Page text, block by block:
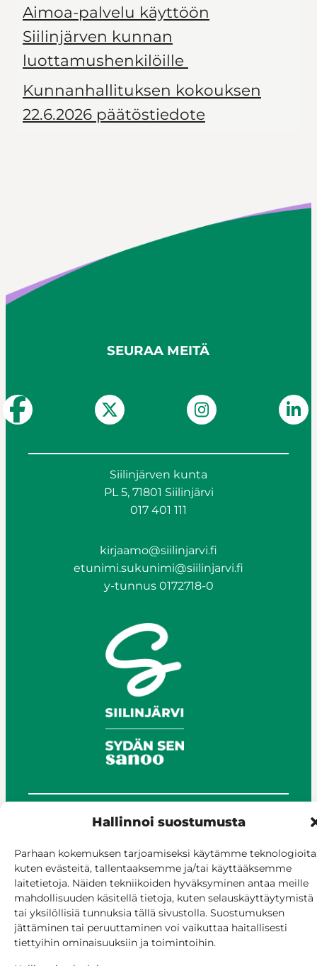
Hallinnoi suostumusta
Parhaan kokemuksen tarjoamiseksi käytämme
kuten evästeitä, tallentaaksemme ja/tai käyttääksemme
laitetietoja. Näiden tekniikoiden hyväksyminen antaa meille
mahdollisuuden käsitellä tietoja, kuten selauskäyttäytymistä
tai yksilöllisiä tunnuksia tällä sivustolla. Suostumuksen
jättäminen tai peruuttaminen voi vaikuttaa haitallisesti
tiettyihin ominaisuuksiin ja toimintoihin.
Aimoa-palvelu käyttöön
Siilinjärven kunnan
luottamushenkilöille
Kunnanhallituksen kokouksen
22.6.2026 päätöstiedote
SEURAA MEITÄ
Siilinjärven kunta
PL 5, 71801 Siilinjärvi
017 401 111
kirjaamo@siilinjarvi.fi
etunimi.sukunimi@siilinjarvi.fi
y-tunnus 0172718-0
© Siilinjärvi 2025
Asioi verkossa
Laskutus ja maksaminen
Saavutettavuus
Evästekäytäntö
Hallitse suostumusta